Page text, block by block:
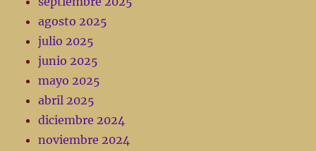
agosto 2025
julio 2025
junio 2025
mayo 2025
abril 2025
diciembre 2024
noviembre 2024